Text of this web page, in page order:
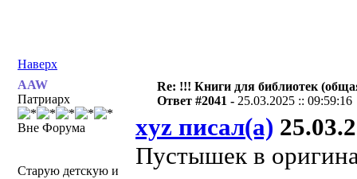
Наверх
AAW
Патриарх
Вне Форума
Старую детскую и
Re: !!! Книги для библиотек
Ответ #2041 - 25.03.2025 :: 09:59:16
xyz писал(а)
Пустышек в